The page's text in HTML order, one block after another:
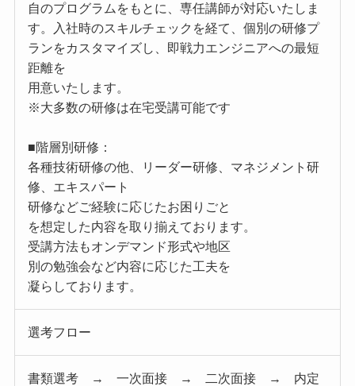
自のプログラムをもとに、専任講師が対応いたしま
す。入社時のスキルチェックを経て、個別の研修プ
ランをカスタマイズし、即戦力エンジニアへの最短
距離を
用意いたします。
※大多数の研修は在宅受講可能です
■階層別研修：
各種技術研修の他、リーダー研修、マネジメント研
修、エキスパート
研修などご経験に応じたお困りごと
を想定した内容を取り揃えております。
受講方法もオンデマンド形式や地区
別の勉強会など内容に応じた工夫を
凝らしております。
選考フロー
書類選考 → 一次面接 → 二次面接 → 内定